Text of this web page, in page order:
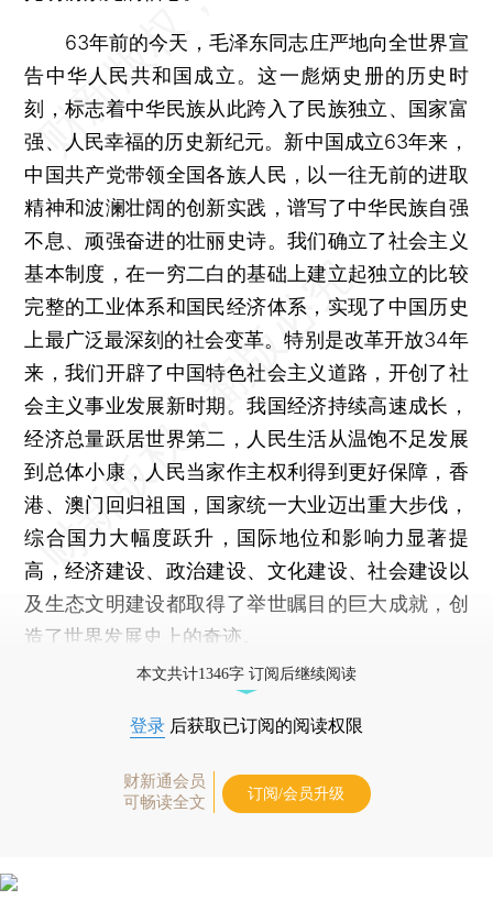
63年前的今天，毛泽东同志庄严地向全世界宣
告中华人民共和国成立。这一彪炳史册的历史时
刻，标志着中华民族从此跨入了民族独立、国家富
强、人民幸福的历史新纪元。新中国成立63年来，
中国共产党带领全国各族人民，以一往无前的进取
精神和波澜壮阔的创新实践，谱写了中华民族自强
不息、顽强奋进的壮丽史诗。我们确立了社会主义
基本制度，在一穷二白的基础上建立起独立的比较
完整的工业体系和国民经济体系，实现了中国历史
上最广泛最深刻的社会变革。特别是改革开放34年
来，我们开辟了中国特色社会主义道路，开创了社
会主义事业发展新时期。我国经济持续高速成长，
经济总量跃居世界第二，人民生活从温饱不足发展
到总体小康，人民当家作主权利得到更好保障，香
港、澳门回归祖国，国家统一大业迈出重大步伐，
综合国力大幅度跃升，国际地位和影响力显著提
高，经济建设、政治建设、文化建设、社会建设以
及生态文明建设都取得了举世瞩目的巨大成就，创
造了世界发展史上的奇迹。
本文共计1346字 订阅后继续阅读
登录 后获取已订阅的阅读权限
财新通会员
可畅读全文
订阅/会员升级